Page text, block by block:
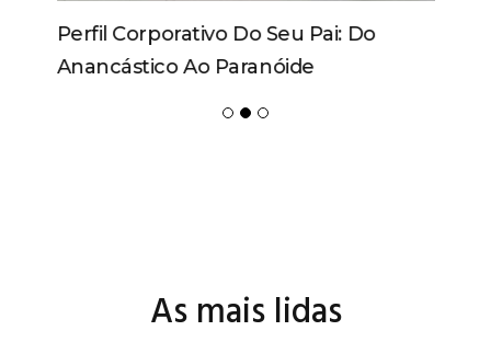
Perfil Corporativo Do Seu Pai: Do
Anancástico Ao Paranóide
As mais lidas